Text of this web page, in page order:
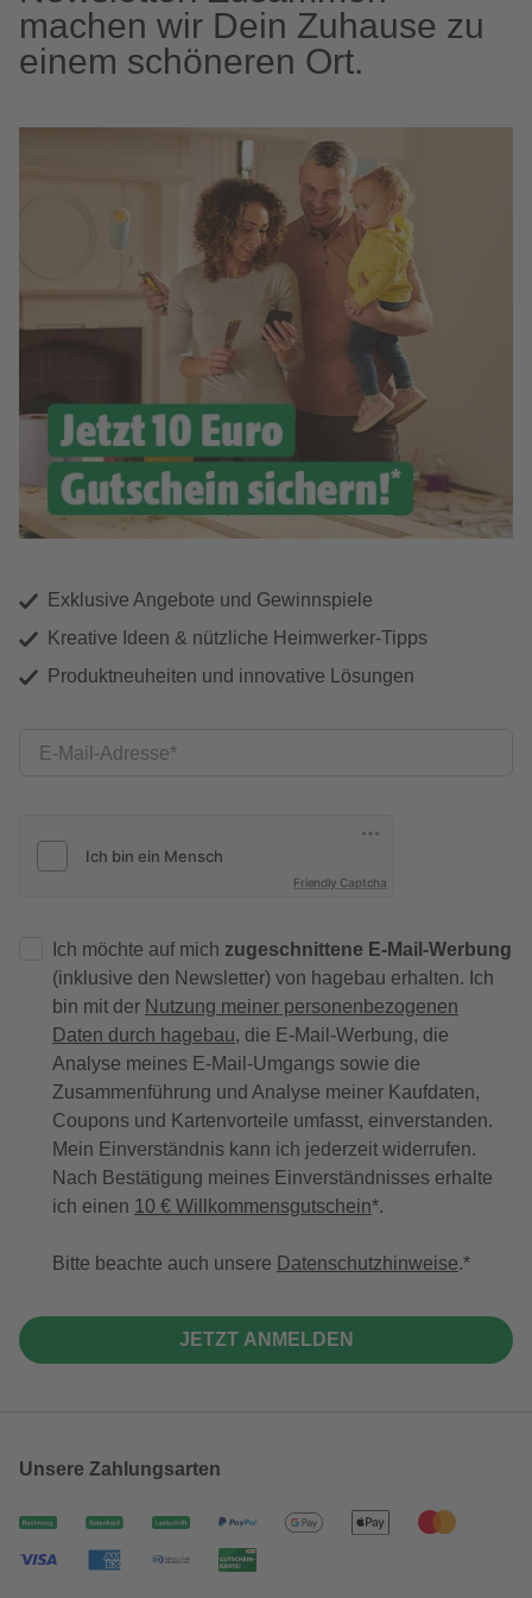
machen wir Dein Zuhause zu
einem schöneren Ort.
Exklusive Angebote und Gewinnspiele
Kreative Ideen & nützliche Heimwerker-Tipps
Produktneuheiten und innovative Lösungen
E-Mail-Adresse
Friendly Captcha
Ich möchte auf mich zugeschnittene E-Mail-Werbung
(inklusive den Newsletter) von hagebau erhalten. Ich
bin mit der Nutzung meiner personenbezogenen
Daten durch hagebau, die E-Mail-Werbung, die
Analyse meines E-Mail-Umgangs sowie die
Zusammenführung und Analyse meiner Kaufdaten,
Coupons und Kartenvorteile umfasst, einverstanden.
Mein Einverständnis kann ich jederzeit widerrufen.
Nach Bestätigung meines Einverständnisses erhalte
ich einen 10 € Willkommensgutschein*.
Bitte beachte auch unsere Datenschutzhinweise.
JETZT ANMELDEN
Unsere Zahlungsarten